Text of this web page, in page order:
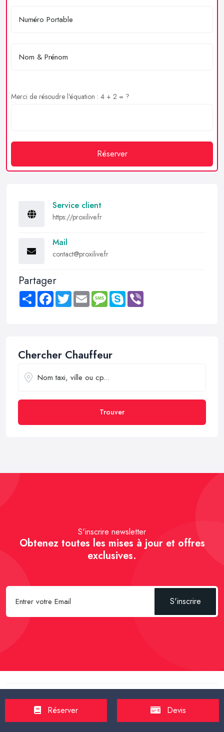
Merci de résoudre l'équation : 4 + 2 = ?
Réserver
Service client
https://proxilive.fr
Mail
contact@proxilive.fr
Partager
Share FacebookTwitter Email MessageSkype
Chercher Chauffeur
Trouver
S'inscrire newsletter
Obtenez toutes les mises à jour et offres
exclusives.
S'inscrire
- Transport sanitaire, médicalisé
Tarif taxi en France en
2025-Un Taxi partagé pour l' aéroport-Réservez une
Réserver Devis